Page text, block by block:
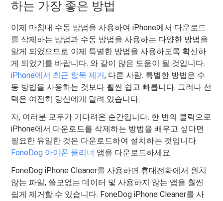
하는 가장 좋은 방법
이제 마침내 수동 방법을 사용하여 iPhone에서 다운로드
를 삭제하는 방법과 수동 방법을 사용하는 다양한 방법을
알게 되었으므로 이제 특별한 방법을 사용하도록 확신하
게 되었기를 바랍니다. 와 같이 많은 도움이 될 것입니다.
iPhone에서 최근 항목 제거, 다른 사람. 특별한 방법은 수
동 방법을 사용하는 것보다 훨씬 쉽고 빠릅니다. 그러나 선
택은 여전히 ​​당신에게 달려 있습니다.
자, 여러분 모두가 기다려온 순간입니다. 한 번의 클릭으로
iPhone에서 다운로드를 삭제하는 방법을 배우고 싶다면
필요한 유일한 것은 다운로드하여 설치하는 것입니다
FoneDog 아이폰 클리너 앱을 다운로드하세요.
FoneDog iPhone Cleaner를 사용하면 휴대전화에서 원치
않는 파일, 쓸모없는 데이터 및 사용하지 않는 앱을 ​​훨씬
쉽게 제거할 수 있습니다. FoneDog iPhone Cleaner를 사